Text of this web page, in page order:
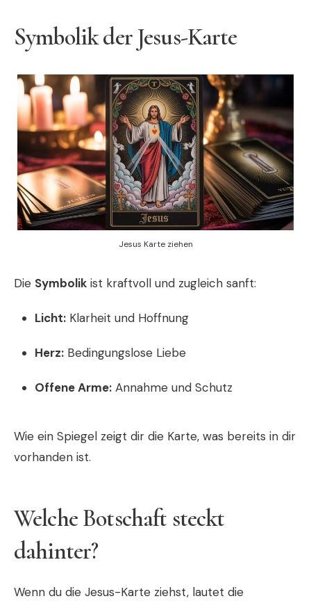
Symbolik der Jesus-Karte
Jesus Karte ziehen
Die Symbolik ist kraftvoll und zugleich sanft:
Licht: Klarheit und Hoffnung
Herz: Bedingungslose Liebe
Offene Arme: Annahme und Schutz
Wie ein Spiegel zeigt dir die Karte, was bereits in dir
vorhanden ist.
Welche Botschaft steckt
dahinter?
Wenn du die Jesus-Karte ziehst, lautet die